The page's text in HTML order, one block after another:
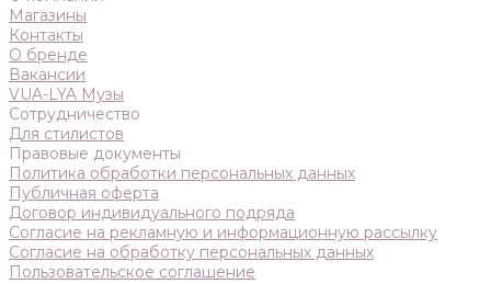
Магазины
Контакты
О бренде
Вакансии
VUA-LYA Музы
Сотрудничество
Для стилистов
Правовые документы
Политика обработки персональных данных
Публичная оферта
Договор индивидуального подряда
Согласие на рекламную и информационную рассылку
Согласие на обработку персональных данных
Пользовательское соглашение